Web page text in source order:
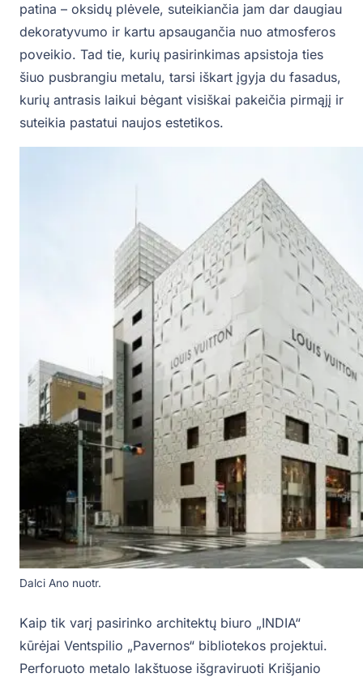
patina – oksidų plėvele, suteikiančia jam dar daugiau
dekoratyvumo ir kartu apsaugančia nuo atmosferos
poveikio. Tad tie, kurių pasirinkimas apsistoja ties
šiuo pusbrangiu metalu, tarsi iškart įgyja du fasadus,
kurių antrasis laikui bėgant visiškai pakeičia pirmąjį ir
suteikia pastatui naujos estetikos.
Dalci Ano nuotr.
Kaip tik varį pasirinko architektų biuro „INDIA“
kūrėjai Ventspilio „Pavernos“ bibliotekos projektui.
Perforuoto metalo lakštuose išgraviruoti Krišjanio